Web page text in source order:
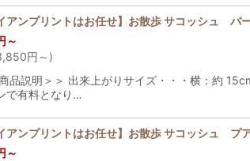
アンプリントはお任せ】お散歩 サコッシュ バ
～
円 ～ )
品説明＞＞ 出来上がりサイズ・・・横：約
で有料となり…
アンプリントはお任せ】お散歩 サコッシュ プ
～